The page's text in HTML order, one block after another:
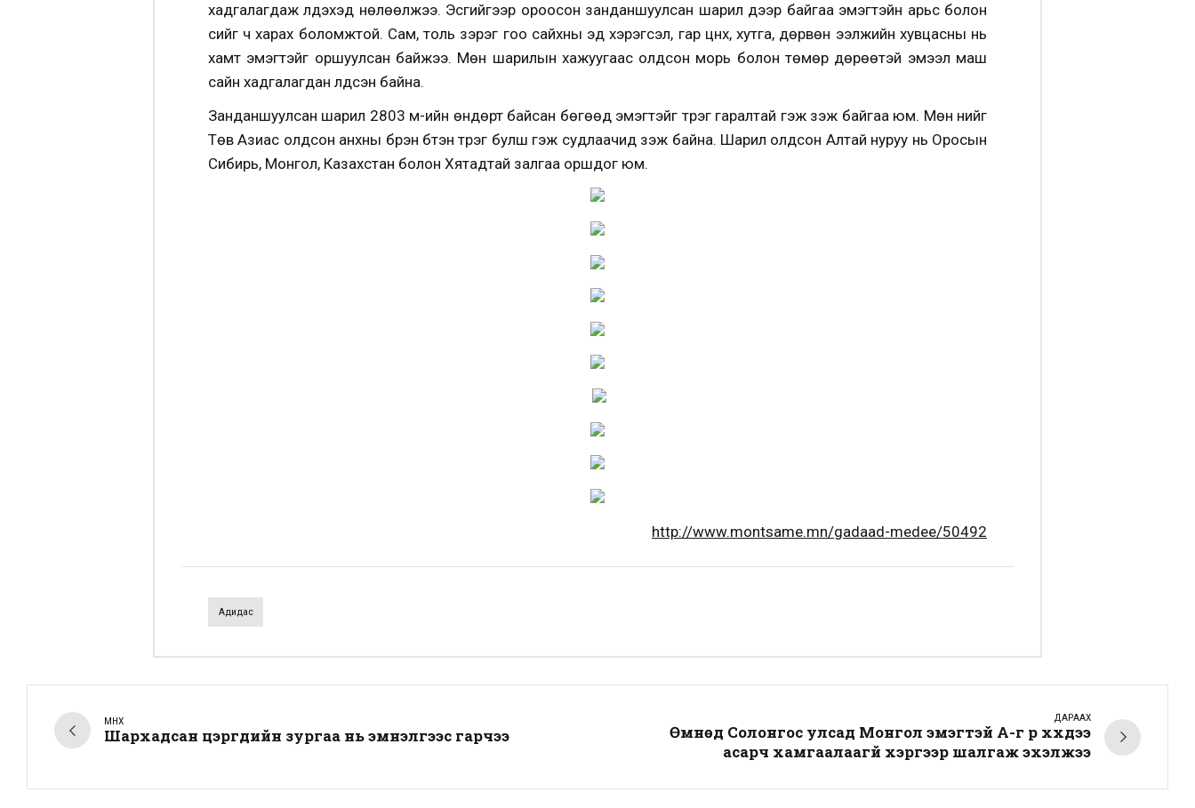
хадгалагдаж үлдэхэд нөлөөлжээ. Эсгийгээр ороосон занданшуулсан шарил дээр байгаа эмэгтэйн арьс болон
үсийг ч харах боломжтой. Сам, толь зэрэг гоо сайхны эд хэрэгсэл, гар цүнх, хутга, дөрвөн ээлжийн хувцасны нь
хамт эмэгтэйг оршуулсан байжээ. Мөн шарилын хажуугаас олдсон морь болон төмөр дөрөөтэй эмээл маш
сайн хадгалагдан үлдсэн байна.
Занданшуулсан шарил 2803 м-ийн өндөрт байсан бөгөөд эмэгтэйг түрэг гаралтай гэж үзэж байгаа юм. Мөн үүнийг
Төв Азиас олдсон анхны бүрэн бүтэн түрэг булш гэж судлаачид үзэж байна. Шарил олдсон Алтай нуруу нь Оросын
Сибирь, Монгол, Казахстан болон Хятадтай залгаа оршдог юм.
http://www.montsame.mn/gadaad-medee/50492
Адидас
ӨМНӨХ
Шархадсан цэргүүдийн зургаа нь эмнэлгээс гарчээ
ДАРААХ
Өмнөд Солонгос улсад Монгол эмэгтэй А-г үр хүүхдээ
асарч хамгаалаагүй хэргээр шалгаж эхэлжээ